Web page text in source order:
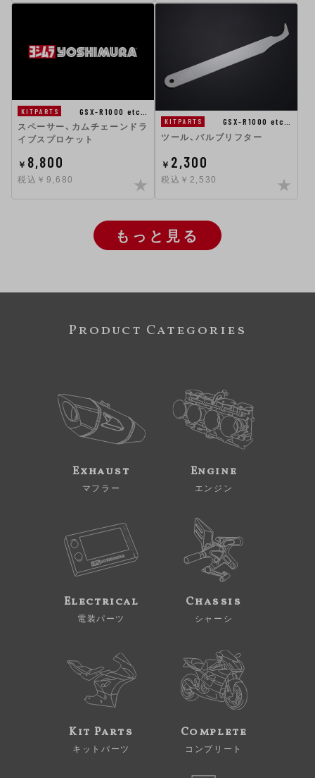
KITPARTS
GSX-R1000 etc…
スペーサー、カムチェーンドラ
イブスプロケット
￥ 8,800
税込￥9,680
KITPARTS
GSX-R1000 etc…
ツール、バルブリフター
￥ 2,300
税込￥2,530
もっと見る
Product Categories
Exhaust
マフラー
Engine
エンジン
Electrical
電装パーツ
Chassis
シャーシ
Kit Parts
キットパーツ
Complete
コンプリート